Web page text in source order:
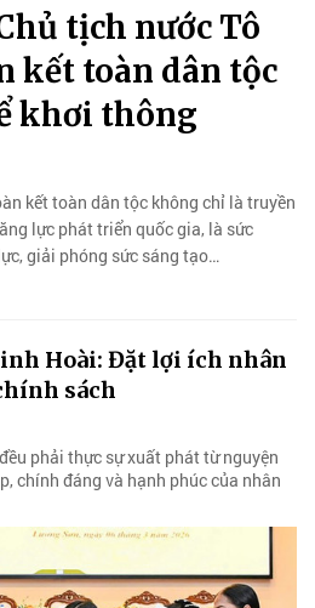
tịch nước Tô
kết toàn dân tộc
khơi thông
kết toàn dân tộc không chỉ là truyền
lực phát triển quốc gia, là sức
giải phóng sức sáng tạo…
Hoài: Đặt lợi ích nhân
sách
phải thực sự xuất phát từ nguyện
chính đáng và hạnh phúc của nhân